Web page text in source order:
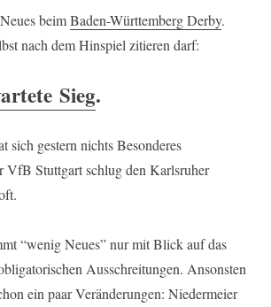
beimBaden-Württemberg Derby.
nach dem Hinspiel zitieren darf:
Sieg.
sich gestern nichts Besonderes
VfB Stuttgart schlug den Karlsruher
“wenig Neues” nur mit Blick auf das
Ausschreitungen. Ansonsten
ein paar Veränderungen: Niedermeier